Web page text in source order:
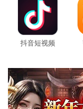
抖音短视频
tom影院
冷眸软件